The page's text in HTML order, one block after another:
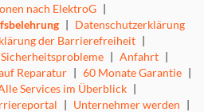
nach ElektroG |
| Datenschutzerklärung
der Barrierefreiheit |
Sicherheitsprobleme | Anfahrt |
Reparatur | 60 Monate Garantie |
Services im Überblick |
| Unternehmer werden |